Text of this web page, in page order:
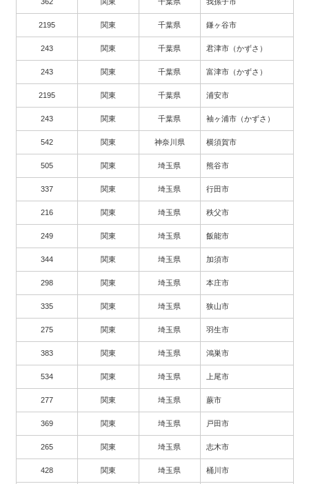
362 関東 千葉県 我孫子市
2195 関東 千葉県 鎌ヶ谷市
243 関東 千葉県 君津市（かずさ）
243 関東 千葉県 富津市（かずさ）
2195 関東 千葉県 浦安市
243 関東 千葉県 袖ヶ浦市（かずさ）
542 関東 神奈川県 横須賀市
505 関東 埼玉県 熊谷市
337 関東 埼玉県 行田市
216 関東 埼玉県 秩父市
249 関東 埼玉県 飯能市
344 関東 埼玉県 加須市
298 関東 埼玉県 本庄市
335 関東 埼玉県 狭山市
275 関東 埼玉県 羽生市
383 関東 埼玉県 鴻巣市
534 関東 埼玉県 上尾市
277 関東 埼玉県 蕨市
369 関東 埼玉県 戸田市
265 関東 埼玉県 志木市
428 関東 埼玉県 桶川市